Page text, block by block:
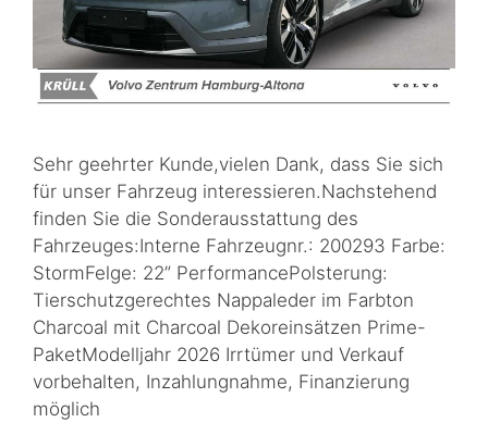
Sehr geehrter Kunde,vielen Dank, dass Sie sich
für unser Fahrzeug interessieren.Nachstehend
finden Sie die Sonderausstattung des
Fahrzeuges:Interne Fahrzeugnr.: 200293 Farbe:
StormFelge: 22” PerformancePolsterung:
Tierschutzgerechtes Nappaleder im Farbton
Charcoal mit Charcoal Dekoreinsätzen Prime-
PaketModelljahr 2026 Irrtümer und Verkauf
vorbehalten, Inzahlungnahme, Finanzierung
möglich